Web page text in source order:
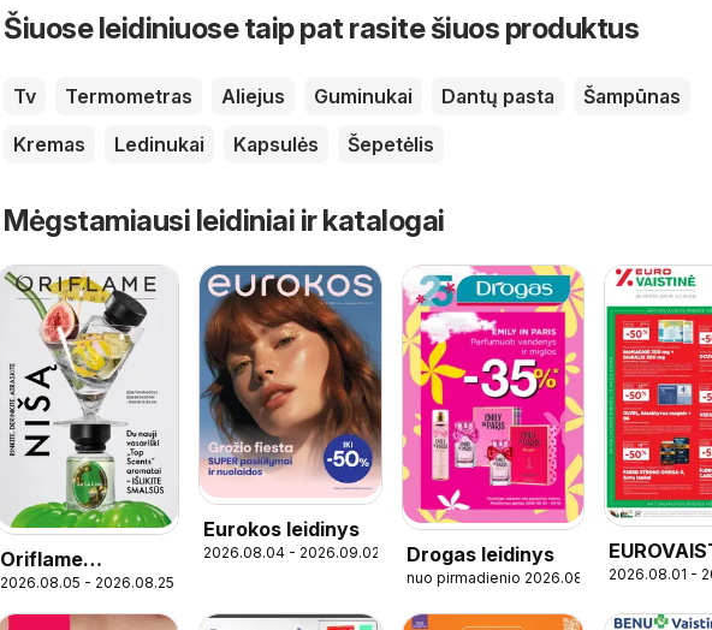
Šiuose leidiniuose taip pat rasite šiuos produktus
Tv Termometras Aliejus Guminukai Dantų pasta
Šampūnas
Kremas
Ledinukai Kapsulės Šepetėlis
Mėgstamiausi leidiniai ir katalogai
Oriflame
katalogas 11 2026
2026.08.05 - 2026.08.25
Eurokos leidinys
2026.08.04 - 2026.09.02 Drogas leidinys
nuo pirmadienio 2026.08.03
leidinys
2026.08.01 -